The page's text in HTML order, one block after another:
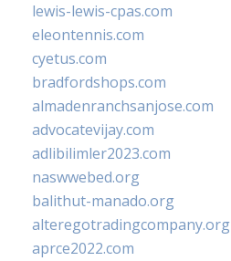
lewis-lewis-cpas.com
eleontennis.com
cyetus.com
bradfordshops.com
almadenranchsanjose.com
advocatevijay.com
adlibilimler2023.com
naswwebed.org
balithut-manado.org
alteregotradingcompany.org
aprce2022.com